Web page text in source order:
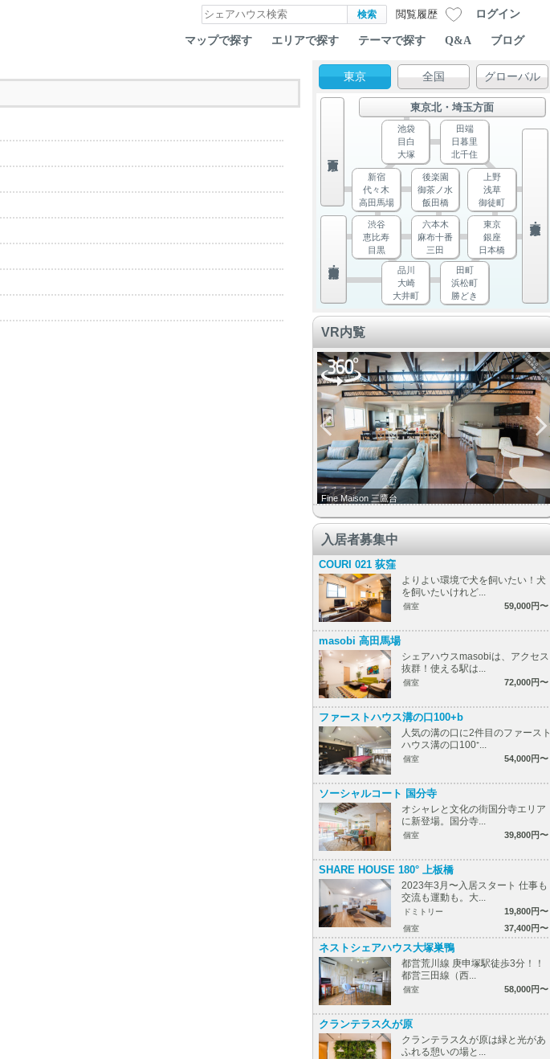
閲覧履歴 ログイン
マップで探す エリアで探す テーマで探す Q&A ブログ
東京 全国 グローバル
東京北・埼玉方面
池袋
目白
大塚
田端
日暮里
北千住
新宿
代々木
高田馬場
後楽園
御茶ノ水
飯田橋
六本木
麻布十番
三田
上野
浅草
御徒町
東京
銀座
日本橋
渋谷
恵比寿
目黒
品川
大崎
大井町
田町
浜松町
勝どき
VR内覧
Fine Maison 三鷹台
入居者募集中
COURI 021 荻窪
よりよい環境で犬を飼いたい！犬
を飼いたいけれど...
個室 59,000円〜
masobi 高田馬場
シェアハウスmasobiは、アクセス
抜群！使える駅は...
個室 72,000円〜
ファーストハウス溝の口100+b
人気の溝の口に2件目のファース
ハウス溝の口100⁺...
個室 54,000円〜
ソーシャルコート 国分寺
オシャレと文化の街国分寺エリア
に新登場。国分寺...
個室 39,800円〜
SHARE HOUSE 180° 上板橋
2023年3月〜入居スタート 仕事も
交流も運動も。大...
ドミトリー 19,800円〜
個室 37,400円〜
ネストシェアハウス大塚巣鴨
都営荒川線 庚申塚駅徒歩3分！！
都営三田線（西...
個室 58,000円〜
クランテラス久が原
クランテラス久が原は緑と光があ
ふれる憩いの場と...